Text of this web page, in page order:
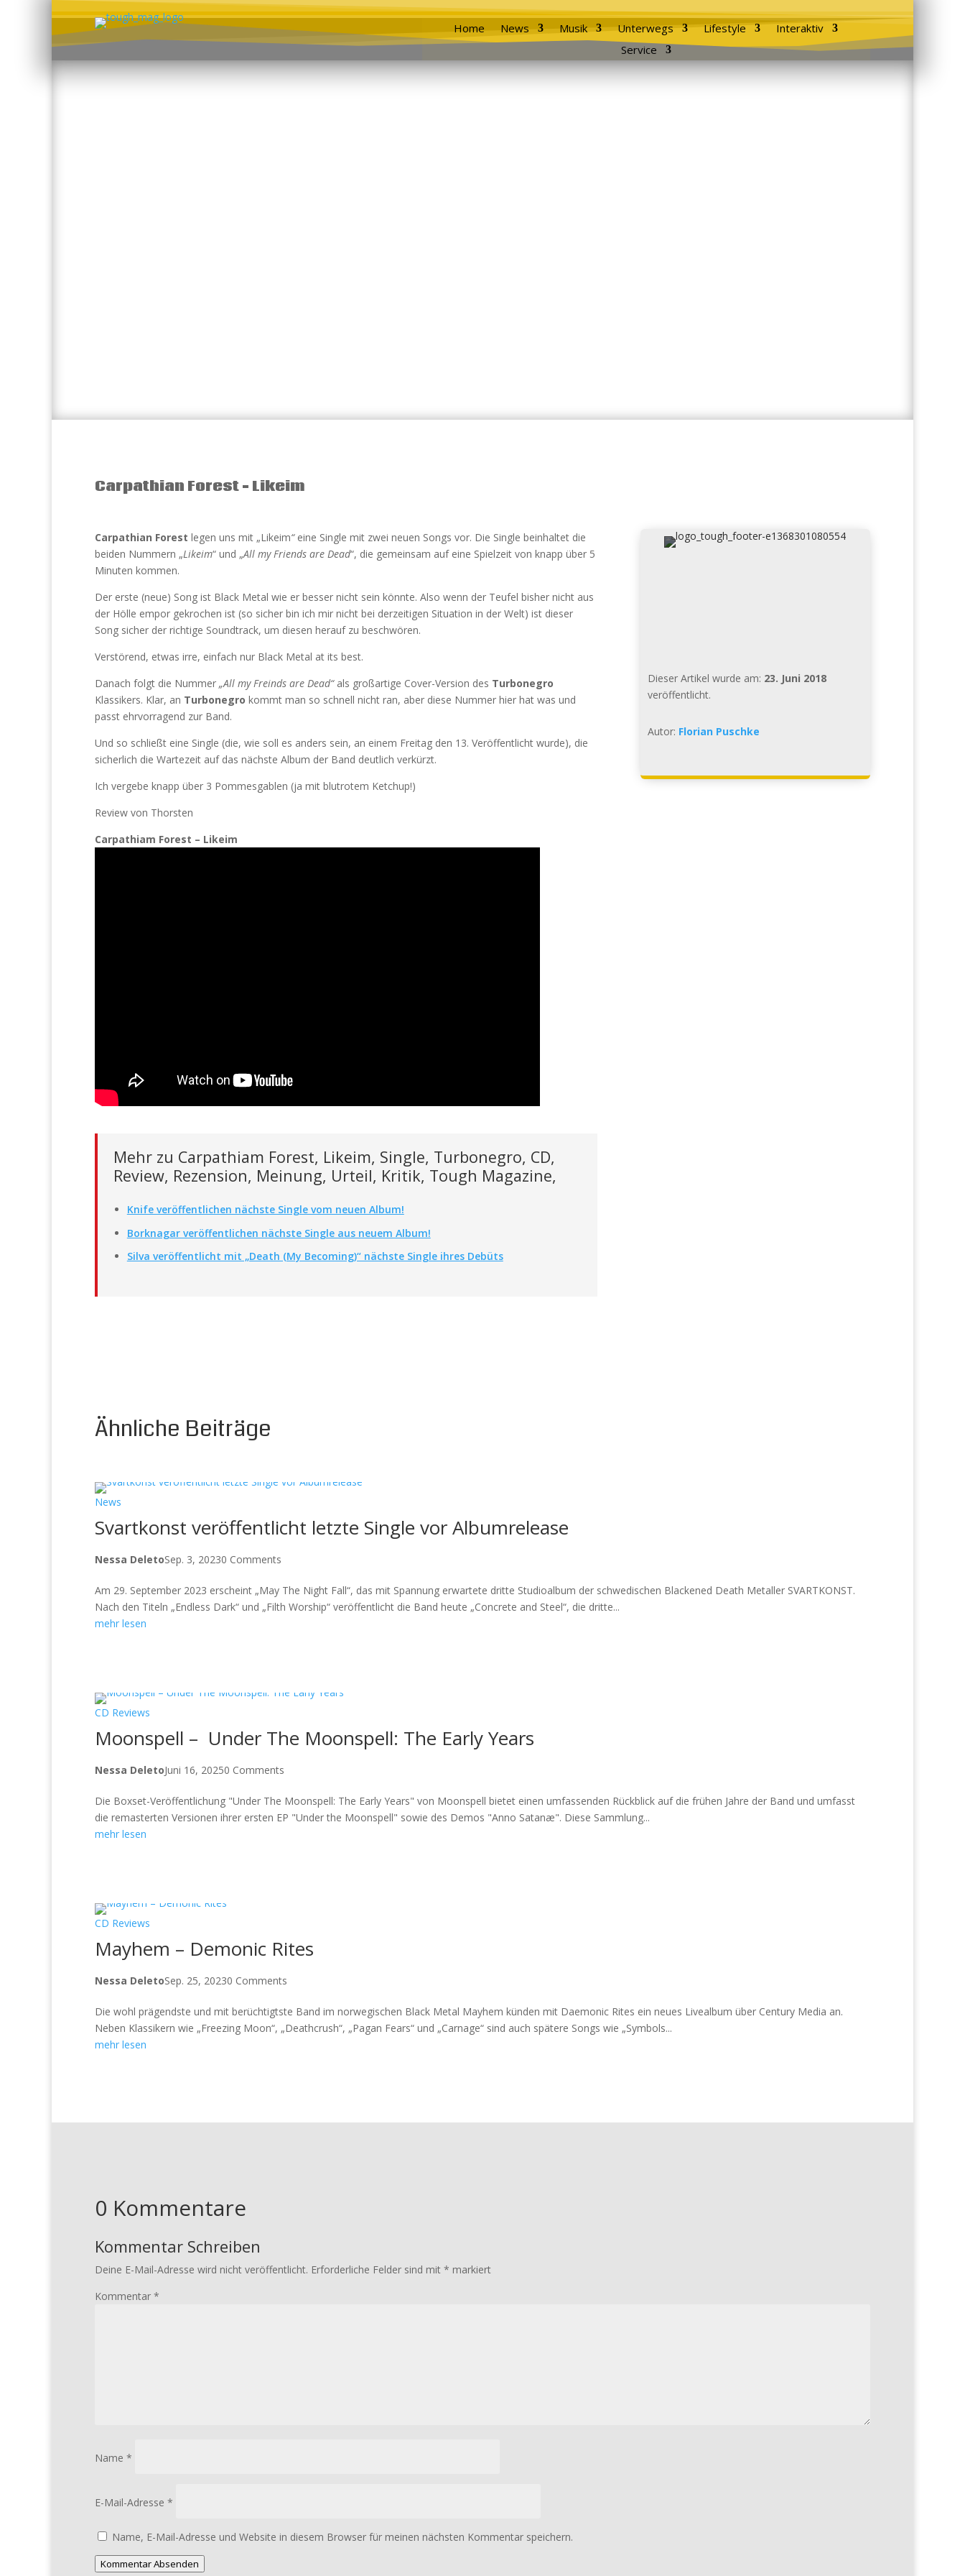
Home News Musik Unterwegs Lifestyle
Interaktiv
Service
Carpathian Forest – Likeim
Carpathian Forest legen uns mit „Likeim“eine Single mit zwei neuen Songs vor. Die Single beinhaltet die
beiden Nummern „Likeim“ und „All my Friends are Dead“, die gemeinsam auf eine Spielzeit von knapp über 5
Minuten kommen.
Der erste (neue) Song ist Black Metal wie er besser nicht sein könnte. Also wenn der Teufel bisher nicht aus
der Hölle empor gekrochen ist (so sicher bin ich mir nicht bei derzeitigen Situation in der Welt) ist dieser
Song sicher der richtige Soundtrack, um diesen herauf zu beschwören.
Verstörend, etwas irre, einfach nur Black Metal at its best.
Danach folgt die Nummer „All my Freinds are Dead“als großartige Cover-Version des Turbonegro
Klassikers. Klar, an Turbonegro kommt man so schnell nicht ran, aber diese Nummer hier hat was und
passt ehrvorragend zur Band.
Und so schließt eine Single (die, wie soll es anders sein, an einem Freitag den 13. Veröffentlicht wurde), die
sicherlich die Wartezeit auf das nächste Album der Band deutlich verkürzt.
Ich vergebe knapp über 3 Pommesgablen (ja mit blutrotem Ketchup!)
Review von Thorsten
Carpathiam Forest – Likeim
Mehr zu Carpathiam Forest, Likeim, Single, Turbonegro, CD,
Review, Rezension, Meinung, Urteil, Kritik, Tough Magazine,
Knife veröffentlichen nächste Single vom neuen Album!
Borknagar veröffentlichen nächste Single aus neuem Album!
Silva veröffentlicht mit „Death (My Becoming)“ nächste Single ihres Debüts
Dieser Artikel wurde am: 23. Juni 2018
veröffentlicht.
Autor: Florian Puschke
Ähnliche Beiträge
News
Svartkonst veröffentlicht letzte Single vor Albumrelease
Nessa DeletoSep. 3, 20230 Comments
Am 29. September 2023 erscheint „May The Night Fall“, das mit Spannung erwartete dritte Studioalbum der schwedischen Blackened Death Metaller SVARTKONST.
Nach den Titeln „Endless Dark“ und „Filth Worship“ veröffentlicht die Band heute „Concrete and Steel“, die dritte...
mehr lesen
CD Reviews
Moonspell – Under The Moonspell: The Early Years
Nessa DeletoJuni 16, 20250 Comments
Die Boxset-Veröffentlichung "Under The Moonspell: The Early Years" von Moonspell bietet einen umfassenden Rückblick auf die frühen Jahre der Band und umfasst
die remasterten Versionen ihrer ersten EP "Under the Moonspell" sowie des Demos "Anno Satanæ". Diese Sammlung...
mehr lesen
CD Reviews
Mayhem – Demonic Rites
Nessa DeletoSep. 25, 20230 Comments
Die wohl prägendste und mit berüchtigtste Band im norwegischen Black Metal Mayhem künden mit Daemonic Rites ein neues Livealbum über Century Media an.
Neben Klassikern wie „Freezing Moon“, „Deathcrush“, „Pagan Fears“ und „Carnage“ sind auch spätere Songs wie „Symbols...
mehr lesen
0 Kommentare
Kommentar Schreiben
Deine E-Mail-Adresse wird nicht veröffentlicht. Erforderliche Felder sind mit * markiert
Kommentar *
Name *
E-Mail-Adresse *
Name, E-Mail-Adresse und Website in diesem Browser für meinen nächsten Kommentar speichern.
Kommentar Absenden